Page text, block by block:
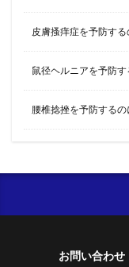
皮膚搔痒症を予防す
鼠径ヘルニアを予防
腰椎捻挫を予防する
お問い合わせ